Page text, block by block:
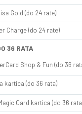
Gold (do 24 rate)
Charge (do 24 rate)
36 RATA
Shop & Fun (do 36
kartica (do 36 rata)
Card kartica (do 36